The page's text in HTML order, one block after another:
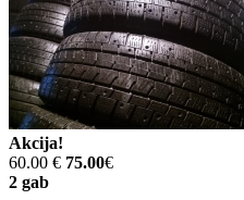
Akcija!
60.00 € 75.00€
2 gab